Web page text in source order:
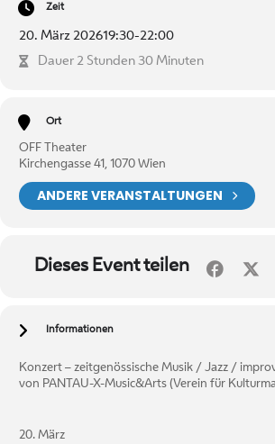
Zeit
20. März 202619:30-22:00
Dauer 2 Stunden 30 Minuten
Ort
OFF Theater
Kirchengasse 41, 1070 Wien
ANDERE VERANSTALTUNGEN
Dieses Event teilen
Informationen
Konzert – zeitgenössische Musik / Jazz /
von PANTAU-X-Music&Arts (Verein für
20. März